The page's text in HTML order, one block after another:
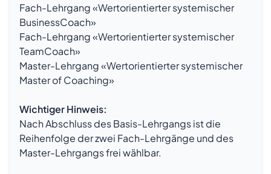
Fach-Lehrgang «Wertorientierter systemischer
BusinessCoach»
Fach-Lehrgang «Wertorientierter systemischer
TeamCoach»
Master-Lehrgang «Wertorientierter systemischer
Master of Coaching»
Wichtiger Hinweis:
Nach Abschluss des Basis-Lehrgangs ist die
Reihenfolge der zwei Fach-Lehrgänge und des
Master-Lehrgangs frei wählbar.